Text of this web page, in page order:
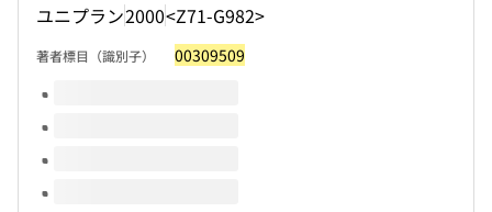
ユニプラン2000<Z71-G982>
著者標目（識別子） 00309509
このタイトルの巻号